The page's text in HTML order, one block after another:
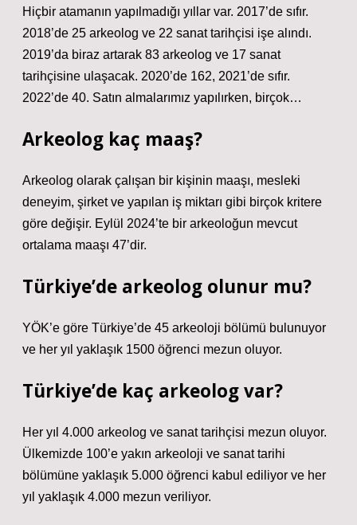
Hiçbir atamanın yapılmadığı yıllar var. 2017’de sıfır.
2018’de 25 arkeolog ve 22 sanat tarihçisi işe alındı.
2019’da biraz artarak 83 arkeolog ve 17 sanat
tarihçisine ulaşacak. 2020’de 162, 2021’de sıfır.
2022’de 40. Satın almalarımız yapılırken, birçok…
Arkeolog kaç maaş?
Arkeolog olarak çalışan bir kişinin maaşı, mesleki
deneyim, şirket ve yapılan iş miktarı gibi birçok kritere
göre değişir. Eylül 2024’te bir arkeoloğun mevcut
ortalama maaşı 47’dir.
Türkiye’de arkeolog olunur mu?
YÖK’e göre Türkiye’de 45 arkeoloji bölümü bulunuyor
ve her yıl yaklaşık 1500 öğrenci mezun oluyor.
Türkiye’de kaç arkeolog var?
Her yıl 4.000 arkeolog ve sanat tarihçisi mezun oluyor.
Ülkemizde 100’e yakın arkeoloji ve sanat tarihi
bölümüne yaklaşık 5.000 öğrenci kabul ediliyor ve her
yıl yaklaşık 4.000 mezun veriliyor.